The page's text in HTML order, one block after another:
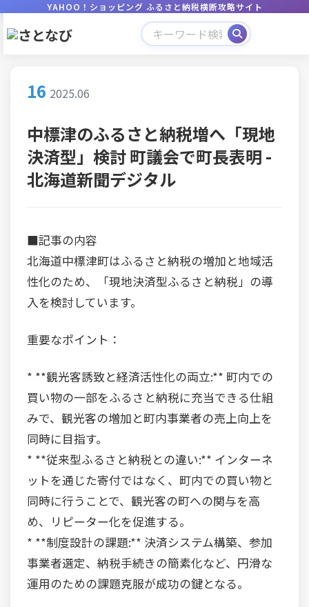
YAHOO！ショッピング ふるさと納税横断攻略サイト
16 2025.06
中標津のふるさと納税増へ「現地
決済型」検討 町議会で町長表明 -
北海道新聞デジタル
■記事の内容
北海道中標津町はふるさと納税の増加と地域活
性化のため、「現地決済型ふるさと納税」の導
入を検討しています。
重要なポイント：
* **観光客誘致と経済活性化の両立:** 町内での
買い物の一部をふるさと納税に充当できる仕組
みで、観光客の増加と町内事業者の売上向上を
同時に目指す。
* **従来型ふるさと納税との違い:** インターネ
ットを通じた寄付ではなく、町内での買い物と
同時に行うことで、観光客の町への関与を高
め、リピーター化を促進する。
* **制度設計の課題:** 決済システム構築、参加
事業者選定、納税手続きの簡素化など、円滑な
運用のための課題克服が成功の鍵となる。